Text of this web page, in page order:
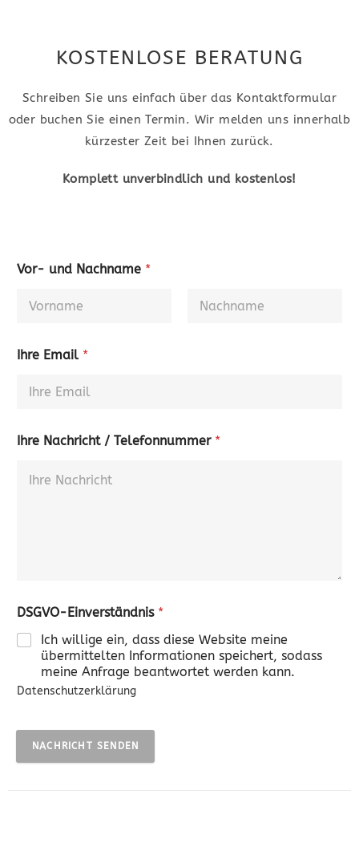
KOSTENLOSE BERATUNG
Schreiben Sie uns einfach über das Kontaktformular
oder buchen Sie einen Termin. Wir melden uns innerhalb
kürzester Zeit bei Ihnen zurück.
Komplett unverbindlich und kostenlos!
Vor- und Nachname *
Ihre Email *
Ihre Nachricht / Telefonnummer *
DSGVO-Einverständnis *
Ich willige ein, dass diese Website meine
übermittelten Informationen speichert, sodass
meine Anfrage beantwortet werden kann.
Datenschutzerklärung
NACHRICHT SENDEN